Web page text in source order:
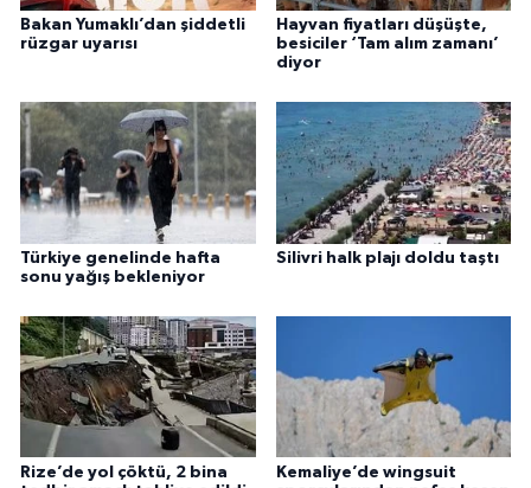
Bakan Yumaklı’dan şiddetli
rüzgar uyarısı
Hayvan fiyatları düşüşte,
besiciler ‘Tam alım zamanı’
diyor
Türkiye genelinde hafta
sonu yağış bekleniyor
Silivri halk plajı doldu taştı
Rize’de yol çöktü, 2 bina
Kemaliye’de wingsuit